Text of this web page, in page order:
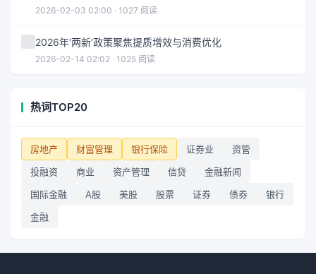
2026-02-03 02:00 · 1027 阅读
2026年‘两新’政策聚焦提质增效与消费优化
2026-02-14 02:02 · 1025 阅读
热词TOP20
房地产 财富管理 银行保险 证券业
资管
投融资
商业 资产管理 信贷
金融新闻
国际金融
A股 美股 股票 证券 债券
银行
金融